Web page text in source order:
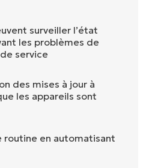
surveiller l’état
les problèmes de
service
des mises à jour à
les appareils sont
routine en automatisant